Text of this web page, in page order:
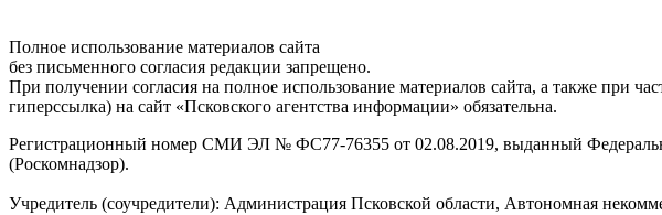
Полное использование материалов сайта
без письменного согласия редакции запрещено.
При получении согласия на полное использование материалов сайта, а также при
гиперссылка) на сайт «Псковского агентства информации» обязательна.
Регистрационный номер СМИ ЭЛ № ФС77-76355 от 02.08.2019, выданный
(Роскомнадзор).
Учредитель (соучредители): Администрация Псковской области, Автономная